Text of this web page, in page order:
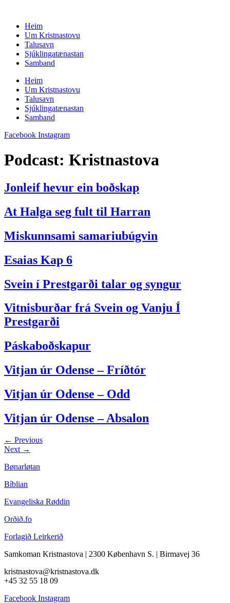
contentHeim
Um Kristnastovu
Talusavn
Sjúklingatænastan
Samband
Heim
Um Kristnastovu
Talusavn
Sjúklingatænastan
Samband
Facebook Instagram
Podcast: Kristnastova
Jonleif hevur ein boðskap
At Halga seg fult til Harran
Miskunnsami samariubúgvin
Esaias Kap 6
Svein í Prestgarði talar og syngur
Vitnisburðar frá Svein og Vanju Í
Prestgarði
Páskaboðskapur
Vitjan úr Odense – Fríðtór
Vitjan úr Odense – Odd
Vitjan úr Odense – Absalon
← Previous
Next →
Bønarløtan
Bíblian
Evangeliska Røddin
Orðið.fo
Forlagið Leirkerið
Samkoman Kristnastova | 2300 København S. | Birmavej 36
kristnastova@kristnastova.dk
+45 32 55 18 09
Facebook Instagram